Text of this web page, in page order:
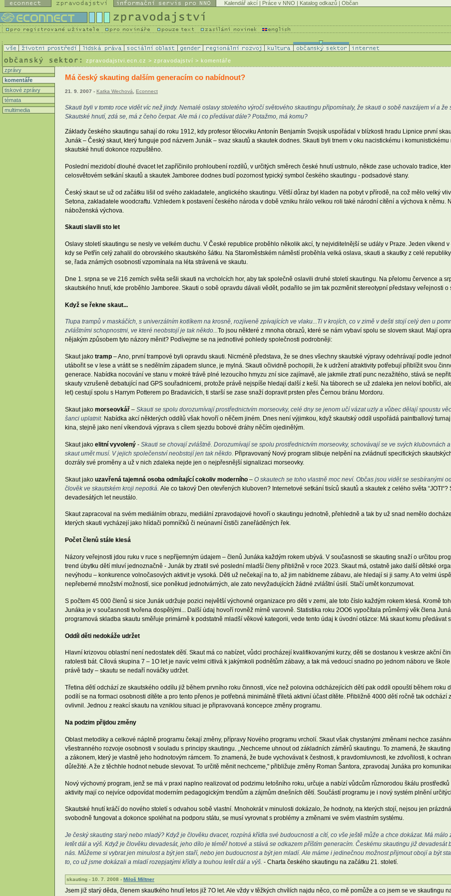
Kalendář akcí | Práce v NNO | Katalog odkazů | Občan
zpravodajstvi.ecn.cz > zpravodajství > komentáře
zprávy
komentáře
tiskové zprávy
témata
multimedia
Má český skauting dalším generacím co nabídnout?
21. 9. 2007 - Katka Wechová, Econnect
Skauti byli v tomto roce vidět víc než jindy. Nemalé oslavy stoletého výročí světového skautingu připomínaly, že skauti o sobě navzájem ví a že
Skautské hnutí, zdá se, má z čeho čerpat. Ale má i co předávat dále? Potažmo, má komu?
Základy českého skautingu sahají do roku 1912, kdy profesor tělocviku Antonín Benjamín Svojsík uspořádal v blízkosti hradu Lipnice první
Junák – Český skaut, který funguje pod názvem Junák – svaz skautů a skautek dodnes. Skauti byli trnem v oku nacistickému i
skautské hnutí dokonce rozpuštěno.
Poslední mezidobí dlouhé dvacet let zapříčinilo prohloubení rozdílů, v určitých směrech české hnutí ustrnulo, někde zase uchovalo tradice,
celosvětovém setkání skautů a skautek Jamboree dodnes budí pozornost typický symbol českého skautingu - podsadové stany.
Český skaut se už od začátku lišil od svého zakladatele, anglického skautingu. Větší důraz byl kladen na pobyt v přírodě, na což mělo velký
Setona, zakladatele woodcraftu. Vzhledem k postavení českého národa v době vzniku hrálo velkou roli také národní cítění a výchova k němu.
náboženská výchova.
Skauti slavili sto let
Oslavy století skautingu se nesly ve velkém duchu. V České republice proběhlo několik akcí, ty nejviditelnější se udály v Praze. Jeden víkend
kdy se Petřín celý zahalil do obrovského skautského šátku. Na Staroměstském náměstí proběhla velká oslava, skauti a skautky z celé
se, řada známých osobností vzpomínala na léta strávená ve skautu.
Dne 1. srpna se ve 216 zemích světa sešli skauti na vrcholcích hor, aby tak společně oslavili druhé století skautingu. Na přelomu července a
skautského hnutí, kde proběhlo Jamboree. Skauti o sobě opravdu dávali vědět, podařilo se jim tak pozměnit stereotypní představy veřejnosti o
Když se řekne skaut...
Tlupa trampů v maskáčích, s univerzálním kotlíkem na krosně, rozjíveně zpívajících ve vlaku...Ti v krojích, co v zimě v dešti stojí celý den u
zvláštními schopnostmi, ve které neobstojí je tak někdo...To jsou některé z mnoha obrazů, které se nám vybaví spolu se slovem skaut. Mají
nějakým způsobem tyto názory měnit? Podívejme se na jednotlivé pohledy společnosti podrobněji:
Skaut jako tramp – Ano, první trampové byli opravdu skauti. Nicméně představa, že se dnes všechny skautské výpravy odehrávají podle
utábořit se v lese a vrátit se s nedělním západem slunce, je mylná. Skauti očividně pochopili, že k udržení atraktivity potřebují přiblížit svou
generace. Nabídka nocování ve stanu v mokré trávě plné lezoucího hmyzu zní sice zajímavě, ale jakmile ztratí punc nezažitého, stává se
skauty vzrušeně debatující nad GPS souřadnicemi, protože právě nejspíše hledají další z keší. Na táborech se už zdaleka jen neloví bobříci,
let) cestují spolu s Harrym Potterem po Bradavicích, ti starší se zase snaží dopravit prsten přes Černou bránu Mordoru.
Skaut jako morseovkář – Skauti se spolu dorozumívají prostřednictvím morseovky, celé dny se jenom učí vázat uzly a vůbec dělají spoustu
šanci uplatnit. Nabídka akcí některých oddílů však hovoří o něčem jiném. Dnes není výjimkou, když skautský oddíl uspořádá paintballový
kina, stejně jako není víkendová výprava s cílem sjezdu bobové dráhy něčím ojedinělým.
Skaut jako elitní vyvolený - Skauti se chovají zvláštně. Dorozumívají se spolu prostřednictvím morseovky, schovávají se ve svých klubovnách
skaut umět musí. V jejich společenství neobstojí jen tak někdo. Připravovaný Nový program slibuje nelpění na zvládnutí specifických
dozrály své proměny a už v nich zdaleka nejde jen o nejpřesnější signalizaci morseovky.
Skaut jako uzavřená tajemná osoba odmítající cokoliv moderního – O skautech se toho vlastně moc neví. Občas jsou vidět se sesbíranými
člověk ve skautském kroji nepotká. Ale co takový Den otevřených kluboven? Internetové setkání tisíců skautů a skautek z celého světa
devadesátých let neustálo.
Skaut zapracoval na svém mediálním obrazu, mediální zpravodajové hovoří o skautingu jednotně, přehledně a tak by už snad nemělo
kterých skauti vycházejí jako hlídači pomníčků či neúnavní čističi zaneřáděných řek.
Počet členů stále klesá
Názory veřejnosti jdou ruku v ruce s nepříjemným údajem – členů Junáka každým rokem ubývá. V současnosti se skauting snaží o určitou
trend úbytku dětí mluví jednoznačně - Junák by ztratil své poslední mladší členy přibližně v roce 2023. Skaut má, ostatně jako další dětské
nevýhodu – konkurence volnočasových aktivit je vysoká. Děti už nečekají na to, až jim nabídneme zábavu, ale hledají si ji samy. A to velmi
nepřeberné množství možností, sice poněkud jednotvárných, ale zato nevyžadujících žádné zvláštní úsilí. Stačí umět konzumovat.
S počtem 45 000 členů si sice Junák udržuje pozici největší výchovné organizace pro děti v zemi, ale toto číslo každým rokem klesá. Kromě
Junáka je v současnosti tvořena dospělými... Další údaj hovoří rovněž mírně varovně. Statistika roku 2OO6 vypočítala průměrný věk člena
programová skladba skautu směřuje primárně k podstatně mladší věkové kategorii, vede tento údaj k úvodní otázce: Má skaut komu předávat
Oddíl děti nedokáže udržet
Hlavní krizovou oblastní není nedostatek dětí. Skaut má co nabízet, vůdci procházejí kvalifikovanými kurzy, děti se dostanou k veskrze akční
ratolesti bát. Cílová skupina 7 – 1O let je navíc velmi citlivá k jakýmkoli podnětům zábavy, a tak má vedoucí snadno po jednom náboru ve
právě tady – skautu se nedaří nováčky udržet.
Třetina dětí odchází ze skautského oddílu již během prvního roku činnosti, více než polovina odcházejících dětí pak oddíl opouští během roku
podílí se na formaci osobnosti dítěte a pro tento přenos je potřebná minimálně tříletá aktivní účast dítěte. Přibližně 4000 dětí ročně tak odchází
ovlivnil. Jednou z reakcí skautu na vzniklou situaci je připravovaná koncepce změny programu.
Na podzim přijdou změny
Oblast metodiky a celkové náplně programu čekají změny, přípravy Nového programu vrcholí. Skaut však chystanými změnami nechce
všestranného rozvoje osobnosti v souladu s principy skautingu. ,,Nechceme uhnout od základních záměrů skautingu. To znamená, že
a zákonem, který je vlastně jeho hodnotovým rámcem. To znamená, že bude vychovávat k čestnosti, k pravdomluvnosti, ke zdvořilosti, k
důležité. A že z těchhle hodnot nebude slevovat. To určitě měnit nechceme," přibližuje změny Roman Šantora, zpravodaj Junáka pro
Nový výchovný program, jenž se má v praxi naplno realizovat od podzimu letošního roku, určuje a nabízí vůdcům různorodou škálu
aktivity mají co nejvíce odpovídat moderním pedagogickým trendům a zájmům dnešních dětí. Součástí programu je i nový systém plnění
Skautské hnutí kráčí do nového století s odvahou sobě vlastní. Mnohokrát v minulosti dokázalo, že hodnoty, na kterých stojí, nejsou jen
svobodně fungovat a dokonce spoléhat na podporu státu, se musí vyrovnat s problémy a změnami ve svém vlastním systému.
Je český skauting starý nebo mladý? Když je člověku dvacet, rozpíná křídla své budoucnosti a cítí, co vše ještě může a chce dokázat. Má
letět dál a výš. Když je člověku devadesát, jeho dílo je téměř hotové a stává se odkazem příštím generacím. Českému skautingu již devadesát
nás. Můžeme si vybrat jen minulost a být jen staří, nebo jen budoucnost a být jen mladí. Ale máme i jedinečnou možnost přijmout obojí a být
to, co už jsme dokázali a mladí rozepjatými křídly a touhou letět dál a výš. - Charta českého skautingu na začátku 21. století.
skauting - 10. 7. 2008 - Miloš Miltner
Jsem již starý děda, členem skautkého hnutí letos již 7O let. Ale vždy v těžkých chvílích najdu něco, co mě pomůže a co jsem se ve skautingu